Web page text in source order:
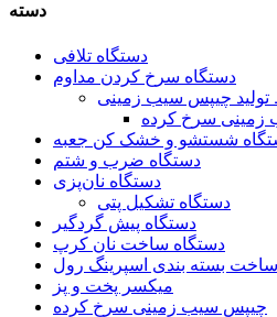
دسته
دستگاه تلافی
دستگاه سرخ کردن مداوم
چیپس سیب زمینی
زمینی سرخ کرده
شستشو و خشک کن جعبه
دستگاه ضرب و شتم
دستگاه نان‌پزی
دستگاه تشکیل پتی
دستگاه پیش گردگیر
دستگاه ساخت نان کرپ
بسته بندی اسپرینگ رول
میکسر پخت و پز
چیپس سیب زمینی سرخ کرده